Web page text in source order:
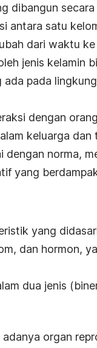
dibangun secara
antara satu
dari waktu
jenis kelamin
pada
dengan
keluarga dan
norma,
yang
yang
dan hormon,
dua jenis
organ